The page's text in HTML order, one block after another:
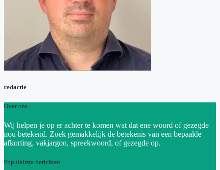
redactie
Over ons
Wij helpen je op er achter te komen wat dat ene woord of gezegde
nou betekend. Zoek gemakkelijk de betekenis van een bepaalde
afkorting, vakjargon, spreekwoord, of gezegde op.
Populairste berichten